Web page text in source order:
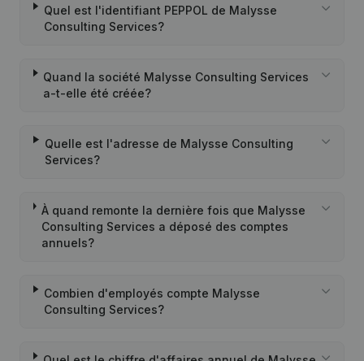
Quel est l'identifiant PEPPOL de Malysse
Consulting Services?
Quand la société Malysse Consulting Services
a-t-elle été créée?
Quelle est l'adresse de Malysse Consulting
Services?
À quand remonte la dernière fois que Malysse
Consulting Services a déposé des comptes
annuels?
Combien d'employés compte Malysse
Consulting Services?